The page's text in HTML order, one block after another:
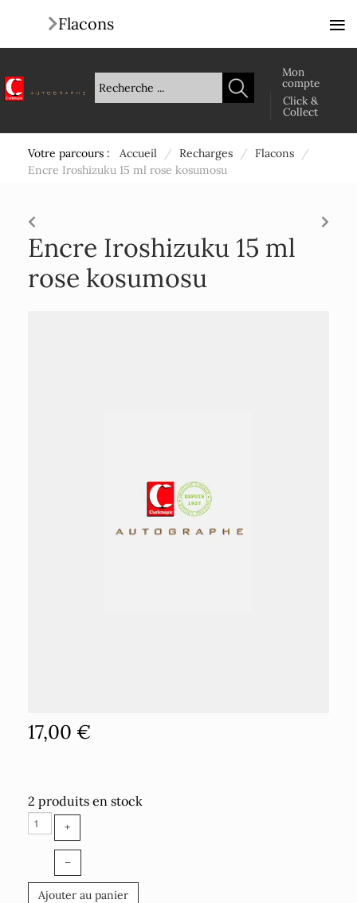
Mon
compte
Click &
Collect
Votre parcours : Accueil / Recharges / Flacons
/
Encre Iroshizuku 15 ml rose kosumosu
Encre Iroshizuku 15 ml
rose kosumosu
17,00 €
2 produits en stock
+
–
Ajouter au panier
Flacons ≡